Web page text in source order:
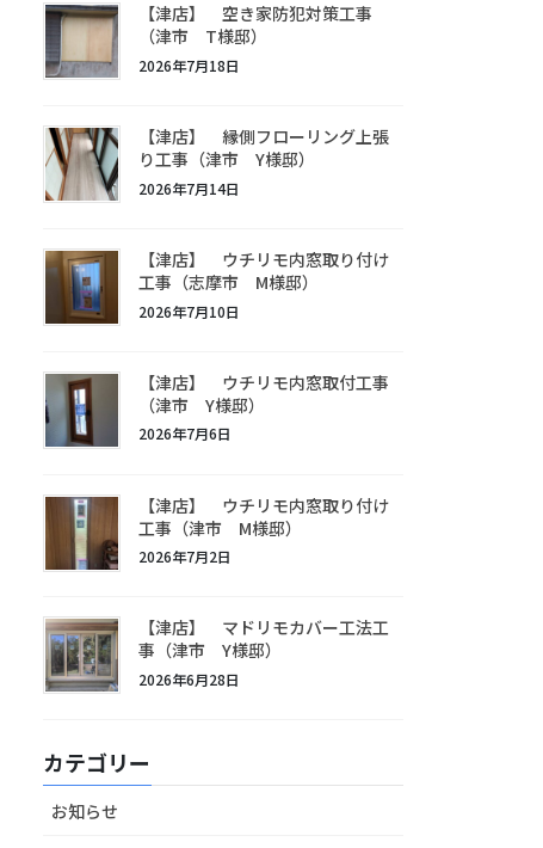
【津店】 空き家防犯対策工事
（津市 T様邸）
2026年7月18日
【津店】 縁側フローリング上張
り工事（津市 Y様邸）
2026年7月14日
【津店】 ウチリモ内窓取り付け
工事（志摩市 M様邸）
2026年7月10日
【津店】 ウチリモ内窓取付工事
（津市 Y様邸）
2026年7月6日
【津店】 ウチリモ内窓取り付け
工事（津市 M様邸）
2026年7月2日
【津店】 マドリモカバー工法工
事（津市 Y様邸）
2026年6月28日
カテゴリー
お知らせ